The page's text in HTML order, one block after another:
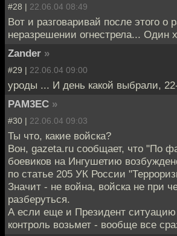
#28 | 22.06.04 08:49
Вот и разговаривай после этого о
неразрешении огнестрела... Один
Zander »
#29 | 22.06.04 09:00
уроды ... И день какой выбрали,
PAM3EC »
#30 | 22.06.04 09:03
Ты что, какие войска?
Вон, gazeta.ru сообщает, что "По
боевиков на Ингушетию
по статье 205 УК России
Значит - не война, войска не при
разберуться.
А если еще и Президент
контроль возьмет - вообще все